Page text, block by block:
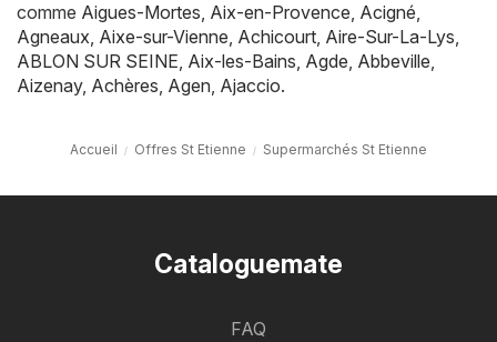
comme Aigues-Mortes, Aix-en-Provence, Acigné,
Agneaux, Aixe-sur-Vienne, Achicourt, Aire-Sur-La-Lys,
ABLON SUR SEINE, Aix-les-Bains, Agde, Abbeville,
Aizenay, Achères, Agen, Ajaccio.
Accueil Offres St Etienne Supermarchés St Etienne
Cataloguemate
FAQ